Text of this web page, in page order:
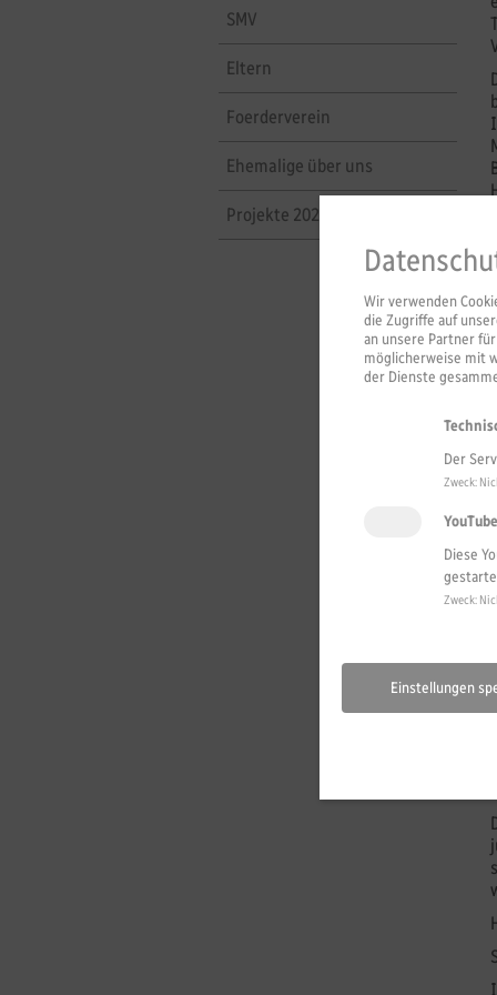
SMV
Eltern
Foerderverein
Ehemalige über uns
Projekte 2023/24
Wir verwenden
die Zugriffe auf
an unsere Partner
möglicherweise mit
der Dienste
Der
Zweck:
YouTube
Diese
Zweck:
Einstellungen